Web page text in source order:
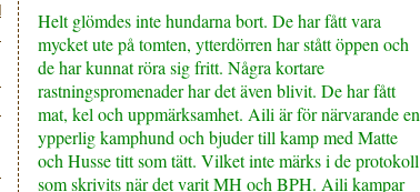
Helt glömdes inte hundarna bort. De har fått vara
mycket ute på tomten, ytterdörren har stått öppen och
de har kunnat röra sig fritt. Några kortare
rastningspromenader har det även blivit. De har fått
mat, kel och uppmärksamhet. Aili är för närvarande en
ypperlig kamphund och bjuder till kamp med Matte
och Husse titt som tätt. Vilket inte märks i de protokoll
som skrivits när det varit MH och BPH. Aili kampar